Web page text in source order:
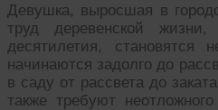
Девушка, выросшая в
труд деревенской
десятилетия,
начинаются задолго до
в саду от рассвета до
также требуют